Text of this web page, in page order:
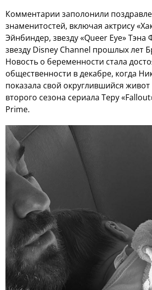
Комментарии заполонили
знаменитостей, включая актрису
Эйнбиндер, звезду «Queer Eye» Тэна
звезду Disney Channel прошлых лет
Новость о беременности стала
общественности в декабре, когда
показала свой округлившийся
второго сезона сериала Теру
Prime.